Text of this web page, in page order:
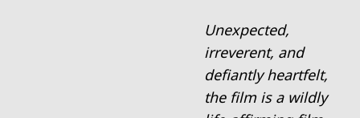
Unexpected,
irreverent, and
defiantly heartfelt,
the film is a wildly